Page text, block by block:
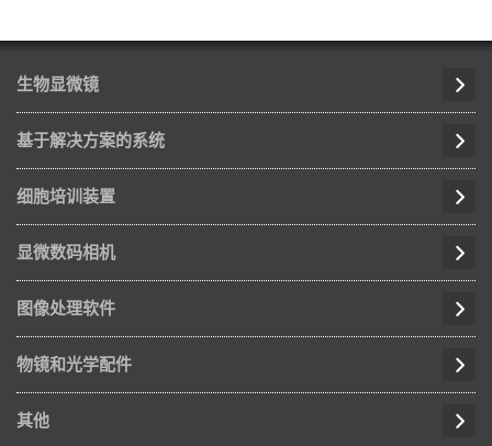
生物显微镜
基于解决方案的系统
细胞培训装置
显微数码相机
图像处理软件
物镜和光学配件
其他